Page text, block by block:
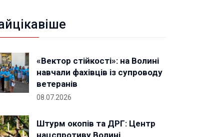
«Вектор стійкості»: на Волині
навчали фахівців із супроводу
ветеранів
08.07.2026
Штурм окопів та ДРГ: Центр
нацспротиву Волині